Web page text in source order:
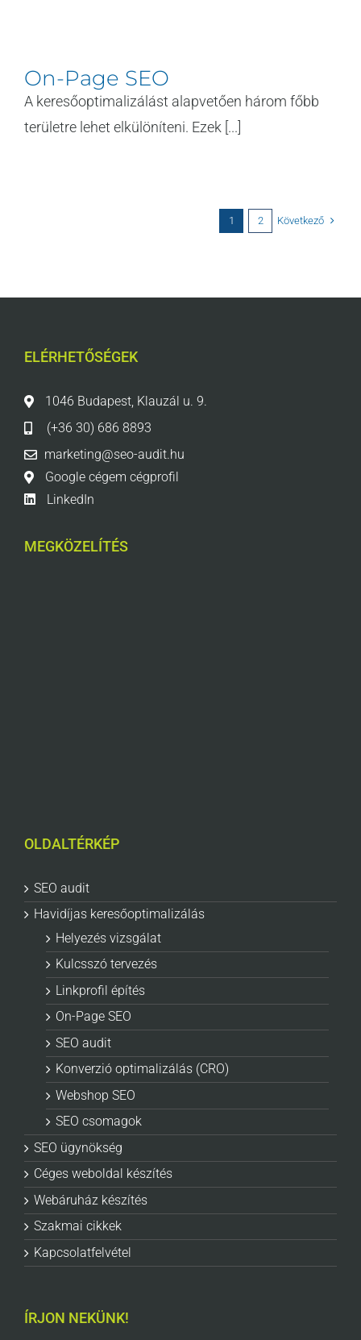
On-Page SEO
A keresőoptimalizálást alapvetően három főbb
területre lehet elkülöníteni. Ezek [...]
1 2 Következő
ELÉRHETŐSÉGEK
1046 Budapest, Klauzál u. 9.
(+36 30) 686 8893
marketing@seo-audit.hu
Google cégem cégprofil
LinkedIn
MEGKÖZELÍTÉS
OLDALTÉRKÉP
SEO audit
Havidíjas keresőoptimalizálás
Helyezés vizsgálat
Kulcsszó tervezés
Linkprofil építés
On-Page SEO
SEO audit
Konverzió optimalizálás (CRO)
Webshop SEO
SEO csomagok
SEO ügynökség
Céges weboldal készítés
Webáruház készítés
Szakmai cikkek
Kapcsolatfelvétel
ÍRJON NEKÜNK!